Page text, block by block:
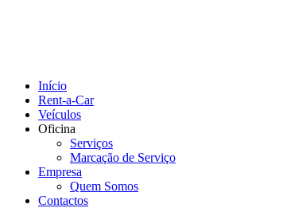
Início
Rent-a-Car
Veículos
Oficina
Serviços
Marcação de Serviço
Empresa
Quem Somos
Contactos